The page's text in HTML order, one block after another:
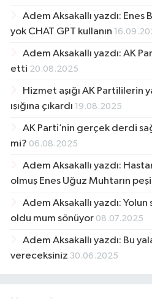
Adem Aksakallı yazdı: Enes
yok CHAT GPT kullanın
Adem Aksakallı yazdı: AK
etti 20.08.2025
Hizmet aşığı AK Partililerin
ışığına çıkardı 19.08.2025
AK Parti’nin gerçek derdi
mi? 06.08.2025
Adem Aksakallı yazdı:
olmuş Enes Uğuz Muhtarın
Adem Aksakallı yazdı:
oldu mum sönüyor 08.07.2025
Adem Aksakallı yazdı: Bu
vereceksiniz 30.06.2025